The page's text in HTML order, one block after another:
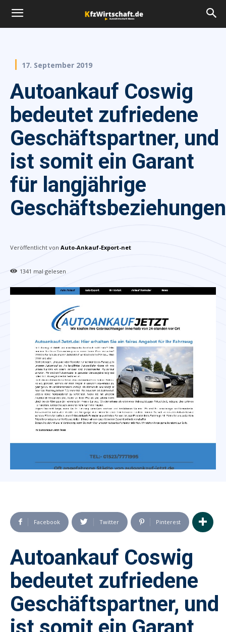
17. September 2019
Autoankauf Coswig
bedeutet zufriedene
Geschäftspartner, und
ist somit ein Garant
für langjährige
Geschäftsbeziehungen
Veröffentlicht von Auto-Ankauf-Export-net
1341 mal gelesen
Facebook Twitter Pinterest
Autoankauf Coswig
bedeutet zufriedene
Geschäftspartner, und
ist somit ein Garant